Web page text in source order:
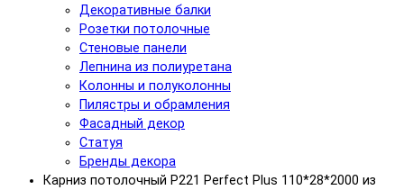
Декоративные балки
Розетки потолочные
Стеновые панели
Лепнина из полиуретана
Колонны и полуколонны
Пилястры и обрамления
Фасадный декор
Статуя
Бренды декора
Карниз потолочный P221 Perfect Plus 110*28*2000 из